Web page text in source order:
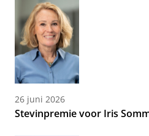
26 juni 2026
Stevinpremie voor Iris